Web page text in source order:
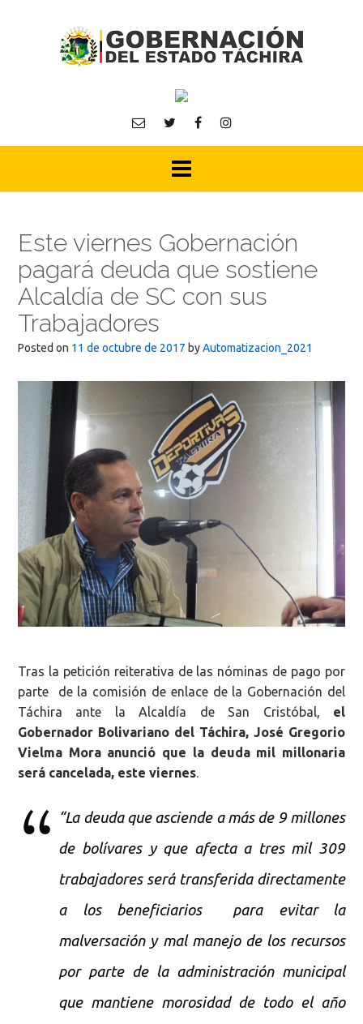
Este viernes Gobernación
pagará deuda que sostiene
Alcaldía de SC con sus
Trabajadores
Posted on 11 de octubre de 2017 byAutomatizacion_2021
Tras la petición reiterativa de las nóminas de pago por
parte de la comisión de enlace de la Gobernación del
Táchira ante la Alcaldía de San Cristóbal, el
Gobernador Bolivariano del Táchira, José Gregorio
Vielma Mora anunció que la deuda mil millonaria
será cancelada, este viernes.
“La deuda que asciende a más de 9 millones
de bolívares y que afecta a tres mil 309
trabajadores será transferida directamente
a los beneficiarios para evitar la
malversación y mal manejo de los recursos
por parte de la administración municipal
que mantiene morosidad de todo el año